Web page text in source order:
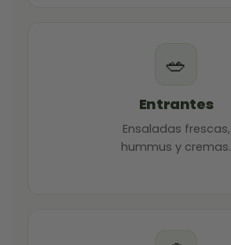
🥗
Entrantes
Ensaladas frescas,
hummus y cremas.